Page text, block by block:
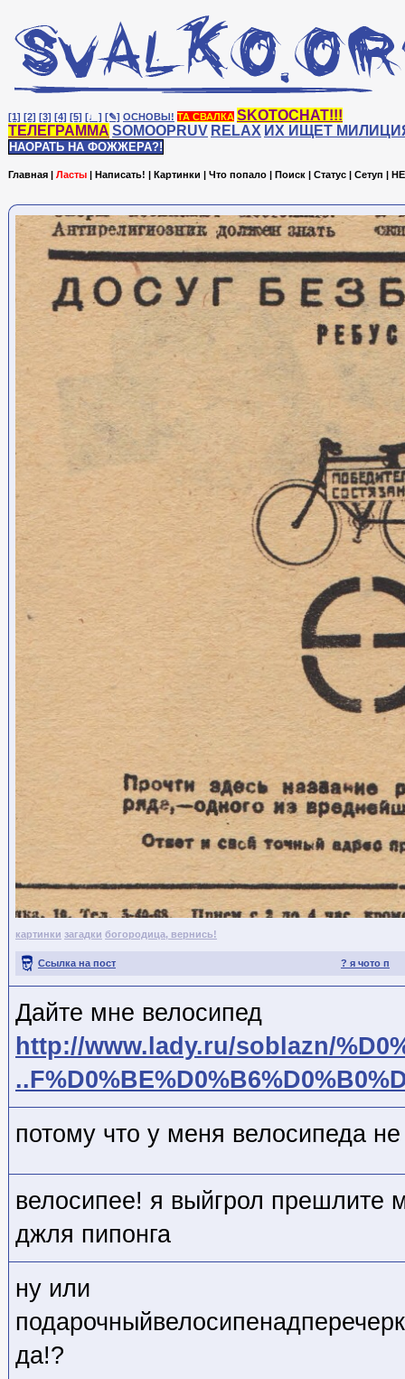
[1] [2] [3] [4] [5] [♩] [✎] ОСНОВЫ! ТА СВАЛКА SKOTOCHAT!!!
ТЕЛЕГРАММА SOMOOPRUV RELAX ИХ ИЩЕТ
НАОРАТЬ НА ФОЖЖЕРА?!
Главная | Ласты | Написать! | Картинки | Что попало | Поиск | Статус | Сетуп |
картинки загадки богородица, вернись!
? я чото п
Ссылка на пост
Дайте мне велосипед
http://www.lady.ru/soblazn/
потому что у меня велосипеда
велосипее! я выйгрол прешлите
джля пипонга
ну или
да!?